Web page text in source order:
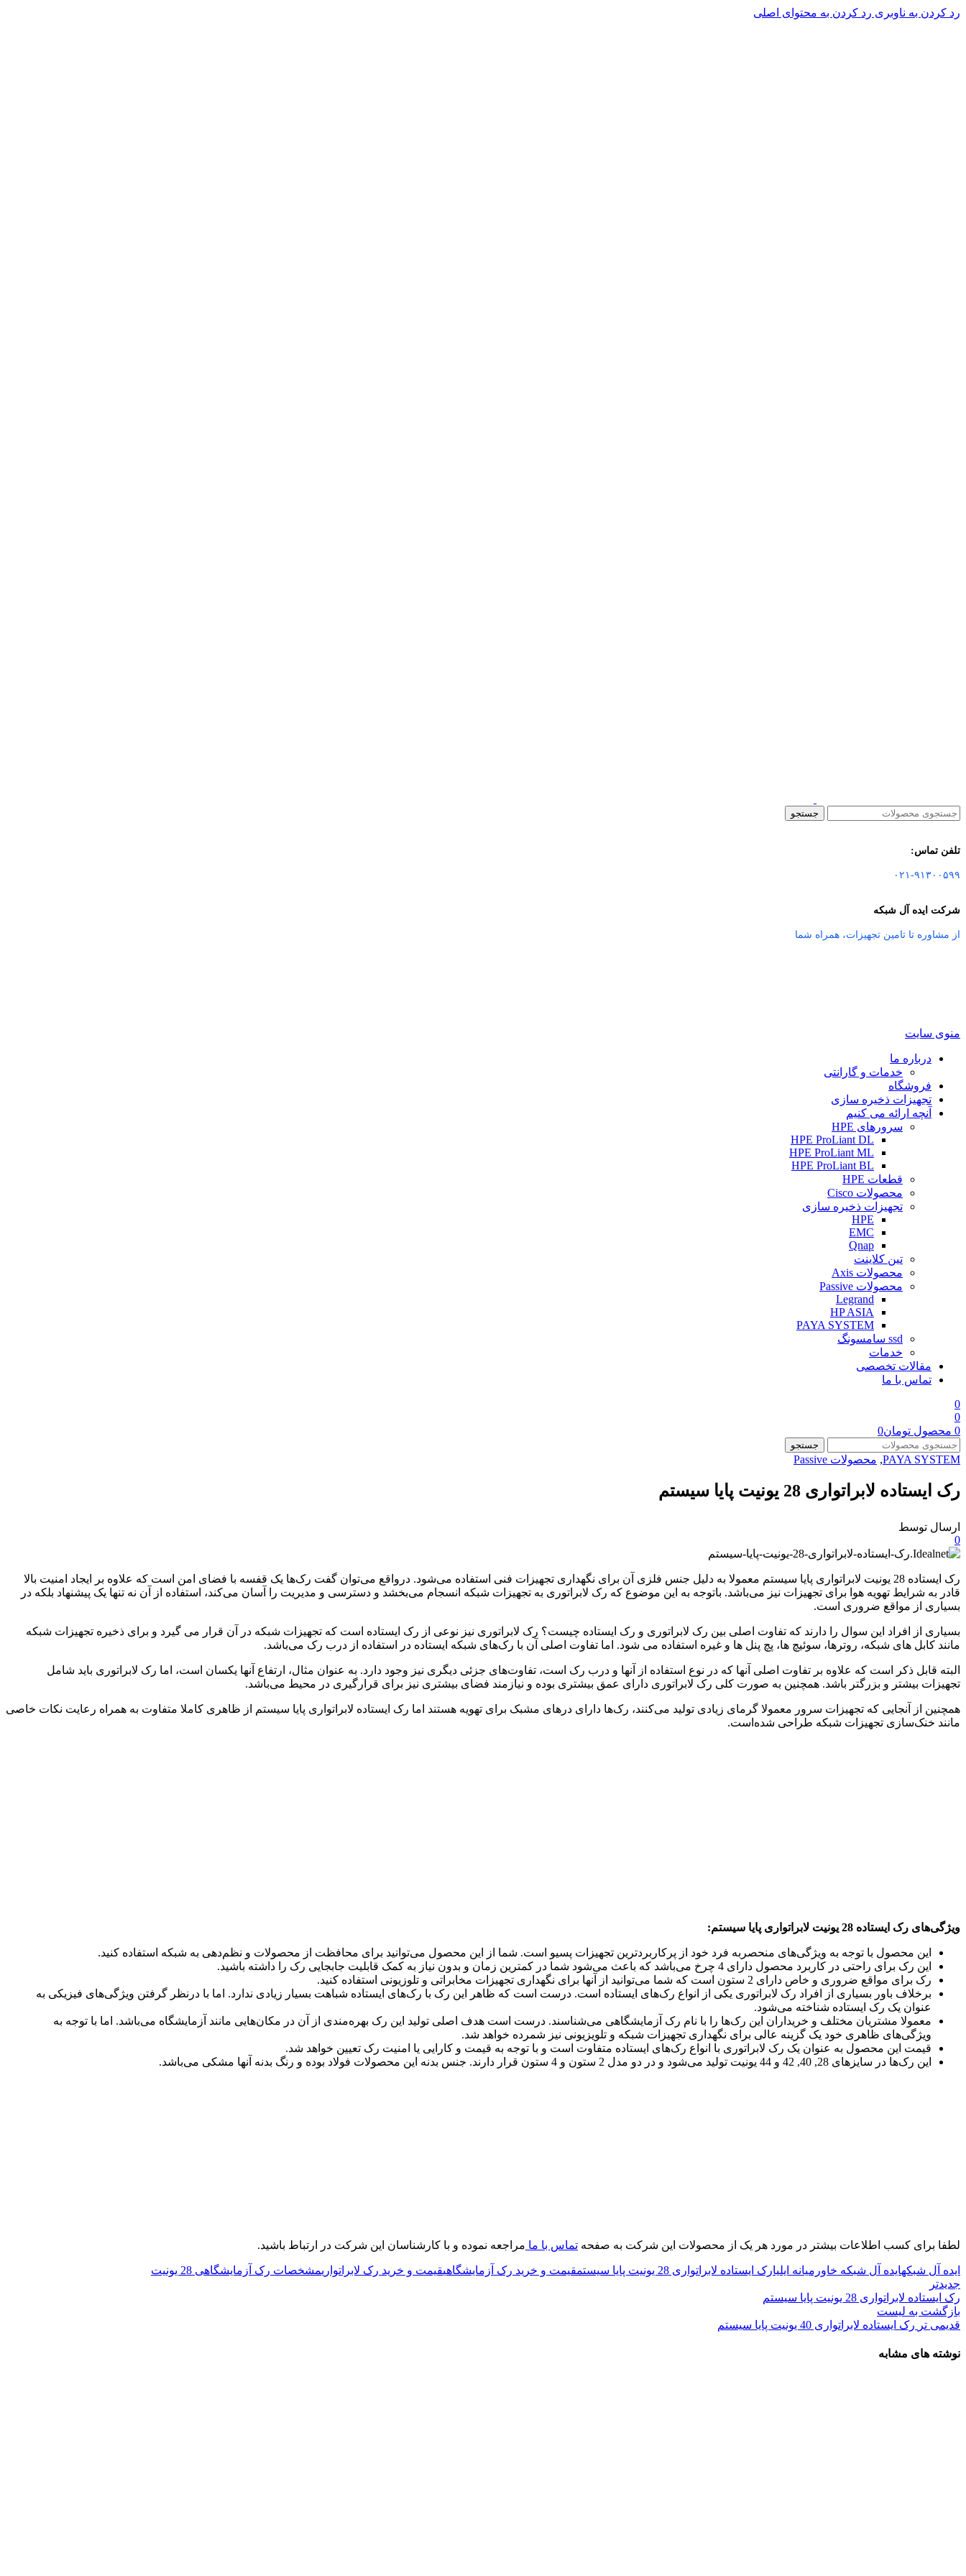
رد کردن به ناوبری رد کردن به محتوای اصلی
جستجو
تلفن تماس:
۰۲۱-۹۱۳۰۰۵۹۹
شرکت ایده آل شبکه
از مشاوره تا تامین تجهیزات، همراه شما
منوی سایت
درباره ما
خدمات و گارانتی
فروشگاه
تجهیزات ذخیره سازی
آنچه ارائه می کنیم
سرورهای HPE
HPE ProLiant DL
HPE ProLiant ML
HPE ProLiant BL
قطعات HPE
محصولات Cisco
تجهیزات ذخیره سازی
HPE
EMC
Qnap
تین کلاینت
محصولات Axis
محصولات Passive
Legrand
HP ASIA
PAYA SYSTEM
ssd سامسونگ
خدمات
مقالات تخصصی
تماس با ما
0
0
0 محصول تومان0
جستجو
PAYA SYSTEM
, محصولات Passive
رک ایستاده لابراتواری 28 یونیت پایا سیستم
ارسال توسط
0
رک ایستاده 28 یونیت لابراتواری پایا سیستم معمولا به دلیل جنس فلزی آن برای نگهداری تجهیزات فنی استفاده می‌شود. درواقع می‌توان گفت رک‌ها یک قفسه با فضای امن است که علاوه بر ایجاد امنیت بالا
قادر به شرایط تهویه هوا برای تجهیزات نیز می‌باشد. باتوجه به این موضوع که رک لابراتوری به تجهیزات شبکه انسجام می‌بخشد و دسترسی و مدیریت را آسان می‌کند، استفاده از آن نه تنها یک پیشنهاد بلکه در
بسیاری از مواقع ضروری است.
بسیاری از افراد این سوال را دارند که تفاوت اصلی بین رک لابراتوری و رک ایستاده چیست؟ رک لابراتوری نیز نوعی از رک ایستاده است که تجهیزات شبکه در آن قرار می گیرد و برای ذخیره تجهیزات شبکه
مانند کابل های شبکه، روترها، سوئیچ ها، پچ پنل ها و غیره استفاده می شود. اما تفاوت اصلی آن با رک‌های شبکه ایستاده در استفاده از درب رک می‌باشد.
البته قابل ذکر است که علاوه بر تفاوت اصلی آنها که در نوع استفاده از آنها و درب رک است، تفاوت‌های جزئی دیگری نیز وجود دارد. به عنوان مثال، ارتفاع آنها یکسان است، اما رک لابراتوری باید شامل
تجهیزات بیشتر و بزرگتر باشد. همچنین به صورت کلی رک لابراتوری دارای عمق بیشتری بوده و نیازمند فضای بیشتری نیز برای قرارگیری در محیط می‌باشد.
همچنین از آنجایی که تجهیزات سرور معمولا گرمای زیادی تولید می‌کنند، رک‌ها دارای درهای مشبک برای تهویه هستند اما رک ایستاده لابراتواری پایا سیستم از ظاهری کاملا متفاوت به همراه رعایت نکات خاصی
مانند خنک‌سازی تجهیزات شبکه طراحی شده‌است.
ویژگی‌های رک ایستاده 28 یونیت لابراتواری پایا سیستم:
این محصول با توجه به ویژگی‌های منحصربه فرد خود از پرکاربردترین تجهیزات پسیو است. شما از این محصول می‌توانید برای محافظت از محصولات و نظم‌دهی به شبکه استفاده کنید.
این رک برای راحتی در کاربرد محصول دارای 4 چرخ می‌باشد که باعث می‌شود شما در کمترین زمان و بدون نیاز به کمک قابلیت جابجایی رک را داشته باشید.
رک برای مواقع ضروری و خاص دارای 2 ستون است که شما می‌توانید از آنها برای نگهداری تجهیزات مخابراتی و تلوزیونی استفاده کنید.
برخلاف باور بسیاری از افراد رک لابراتوری یکی از انواع رک‌‌های ایستاده است. درست است که ظاهر این رک با رک‌های ایستاده شباهت بسیار زیادی ندارد. اما با درنظر گرفتن ویژگی‌های فیزیکی به
عنوان یک رک ایستاده شناخته می‌شود.
معمولا مشتریان مختلف و خریداران این رک‌ها را با نام رک آزمایشگاهی می‌شناسند. درست است هدف اصلی تولید این رک بهره‌مندی از آن در مکان‌هایی مانند آزمایشگاه می‌باشد. اما با توجه به
ویژگی‌های ظاهری خود یک گزینه عالی برای نگهداری تجهیزات شبکه و تلویزیونی نیز شمرده خواهد شد.
قیمت این محصول به عنوان یک رک لابراتوری با انواع رک‌های ایستاده متفاوت است و با توجه به قیمت و کارایی یا امنیت رک تعیین خواهد شد.
این رک‌ها در سایزهای 28, 40, 42 و 44 یونیت تولید می‌شود و در دو مدل 2 ستون و 4 ستون قرار دارند. جنس بدنه این محصولات فولاد بوده و رنگ بدنه آنها مشکی می‌باشد.
لطفا برای کسب اطلاعات بیشتر در مورد هر یک از محصولات این شرکت به صفحه تماس با ما مراجعه نموده و با کارشناسان این شرکت در ارتباط باشید.
ایده آل شبکهایده آل شبکه خاورمیانه ایلیارک ایستاده لابراتواری 28 یونیت پایا سیستم قیمت و خرید رک آزمایشگاهیقیمت و خرید رک لابراتواریمشخصات رک آزمایشگاهی 28 یونیت
جدیدتر
رک ایستاده لابراتواری 28 یونیت پایا سیستم
بازگشت به لیست
قدیمی تر رک ایستاده لابراتواری 40 یونیت پایا سیستم
نوشته های مشابه